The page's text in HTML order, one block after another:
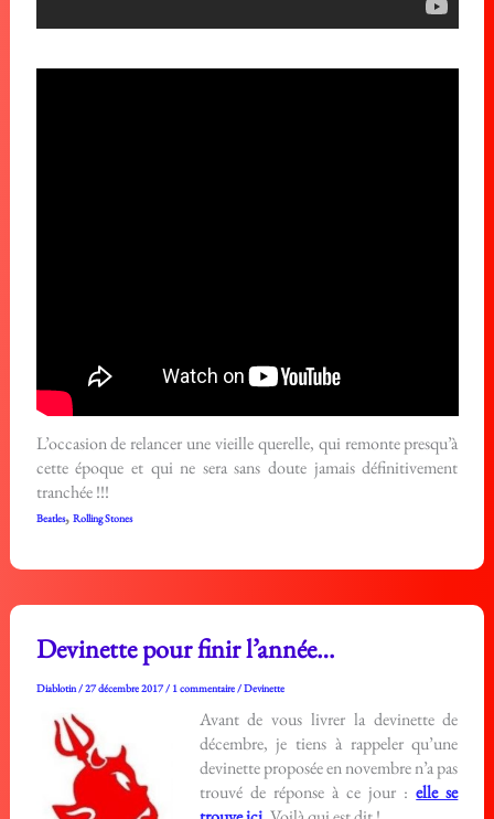
L’occasion de relancer une vieille querelle, qui remonte presqu’à
cette époque et qui ne sera sans doute jamais définitivement
tranchée !!!
Beatles, Rolling Stones
Devinette pour finir l’année…
Diablotin/27 décembre 2017/ 1 commentaire/Devinette
Avant de vous livrer la devinette de
décembre, je tiens à rappeler qu’une
devinette proposée en novembre n’a pas
trouvé de réponse à ce jour :elle se